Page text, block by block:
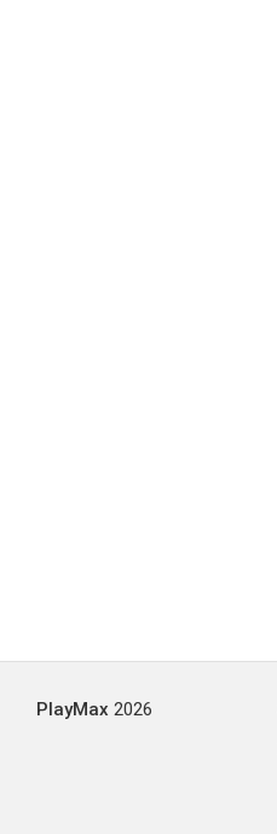
PlayMax 2026